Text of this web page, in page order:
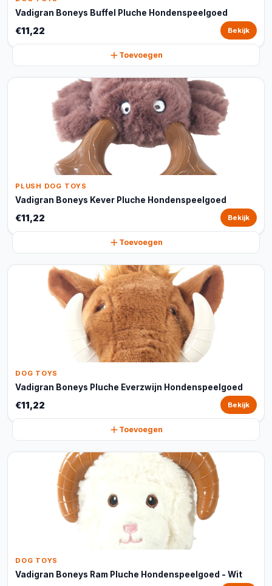
Vadigran Boneys Buffel Pluche Hondenspeelgoed
€11,22 Bekijk
Toevoegen
PLUSH DOG TOYS
Vadigran Boneys Kever Pluche Hondenspeelgoed
€11,22 Bekijk
Toevoegen
DOG TOYS
Vadigran Boneys Pluche Everzwijn Hondenspeelgoed
€11,22 Bekijk
Toevoegen
DOG TOYS
Vadigran Boneys Ram Pluche Hondenspeelgoed - Wit